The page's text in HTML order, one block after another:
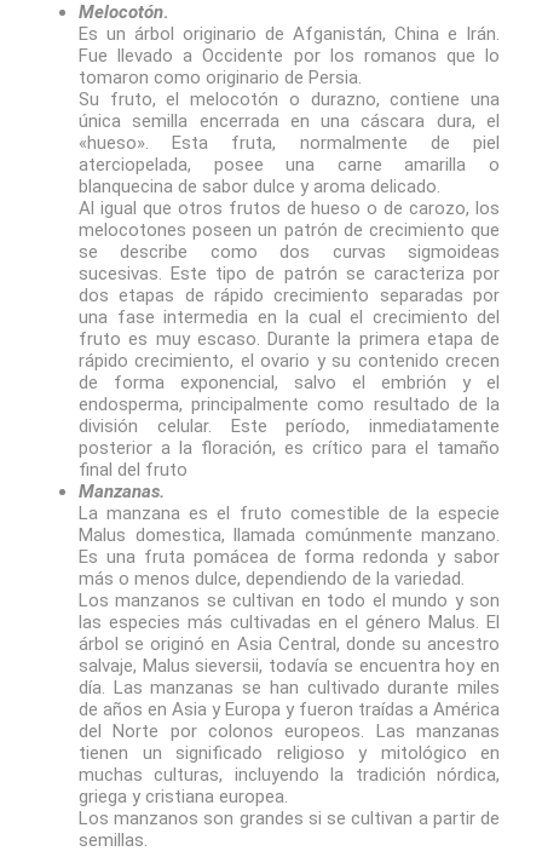
Melocotón.
Es un árbol originario de Afganistán, China e Irán.
Fue llevado a Occidente por los romanos que lo
tomaron como originario de Persia.
Su fruto, el melocotón o durazno, contiene una
única semilla encerrada en una cáscara dura, el
«hueso». Esta fruta, normalmente de piel
aterciopelada, posee una carne amarilla o
blanquecina de sabor dulce y aroma delicado.
Al igual que otros frutos de hueso o de carozo, los
melocotones poseen un patrón de crecimiento que
se describe como dos curvas sigmoideas
sucesivas. Este tipo de patrón se caracteriza por
dos etapas de rápido crecimiento separadas por
una fase intermedia en la cual el crecimiento del
fruto es muy escaso. Durante la primera etapa de
rápido crecimiento, el ovario y su contenido crecen
de forma exponencial, salvo el embrión y el
endosperma, principalmente como resultado de la
división celular. Este período, inmediatamente
posterior a la floración, es crítico para el tamaño
final del fruto
Manzanas.
La manzana es el fruto comestible de la especie
Malus domestica, llamada comúnmente manzano.
Es una fruta pomácea de forma redonda y sabor
más o menos dulce, dependiendo de la variedad.
Los manzanos se cultivan en todo el mundo y son
las especies más cultivadas en el género Malus. El
árbol se originó en Asia Central, donde su ancestro
salvaje, Malus sieversii, todavía se encuentra hoy en
día. Las manzanas se han cultivado durante miles
de años en Asia y Europa y fueron traídas a América
del Norte por colonos europeos. Las manzanas
tienen un significado religioso y mitológico en
muchas culturas, incluyendo la tradición nórdica,
griega y cristiana europea.
Los manzanos son grandes si se cultivan a partir de
semillas.